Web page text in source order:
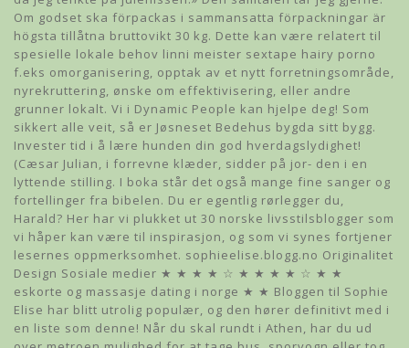
Om godset ska förpackas i sammansatta förpackningar är
högsta tillåtna bruttovikt 30 kg. Dette kan være relatert til
spesielle lokale behov linni meister sextape hairy porno
f.eks omorganisering, opptak av et nytt forretningsområde,
nyrekruttering, ønske om effektivisering, eller andre
grunner lokalt. Vi i Dynamic People kan hjelpe deg! Som
sikkert alle veit, så er Jøsneset Bedehus bygda sitt bygg.
Invester tid i å lære hunden din god hverdagslydighet!
(Cæsar Julian, i forrevne klæder, sidder på jor- den i en
lyttende stilling. I boka står det også mange fine sanger og
fortellinger fra bibelen. Du er egentlig rørlegger du,
Harald? Her har vi plukket ut 30 norske livsstilsblogger som
vi håper kan være til inspirasjon, og som vi synes fortjener
lesernes oppmerksomhet. sophieelise.blogg.no Originalitet
Design Sosiale medier ★ ★ ★ ★ ☆ ★ ★ ★ ★ ☆ ★ ★
eskorte og massasje dating i norge ★ ★ Bloggen til Sophie
Elise har blitt utrolig populær, og den hører definitivt med i
en liste som denne! Når du skal rundt i Athen, har du ud